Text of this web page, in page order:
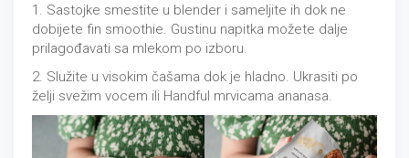
1. Sastojke smestite u blender i sameljite ih dok ne
dobijete fin smoothie. Gustinu napitka možete dalje
prilagođavati sa mlekom po izboru.
2. Služite u visokim čašama dok je hladno. Ukrasiti po
želji svežim vocem ili Handful mrvicama ananasa.